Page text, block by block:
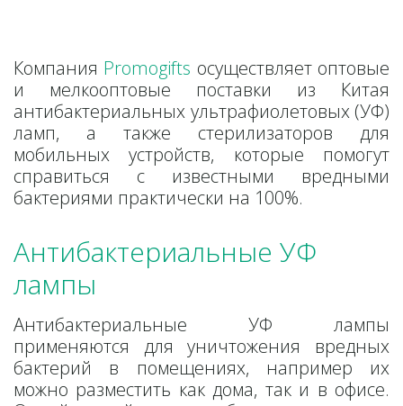
Компания Promogifts осуществляет оптовые
и мелкооптовые поставки из Китая
антибактериальных ультрафиолетовых (УФ)
ламп, а также стерилизаторов для
мобильных устройств, которые помогут
справиться с известными вредными
бактериями практически на 100%.
Антибактериальные УФ
лампы
Антибактериальные УФ лампы
применяются для уничтожения вредных
бактерий в помещениях, например их
можно разместить как дома, так и в офисе.